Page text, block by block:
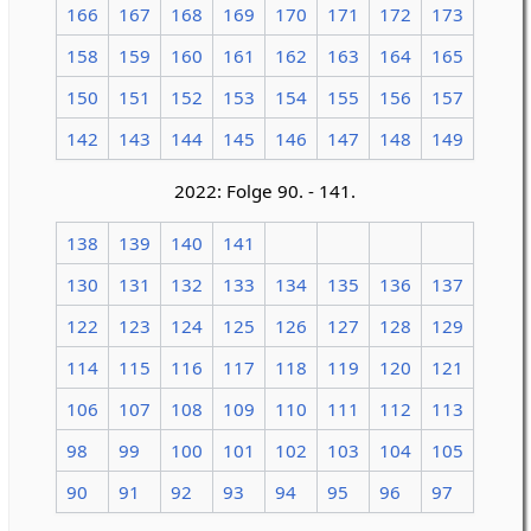
166
167 168 169 170 171 172
173
158
159 160 161 162 163 164
165
150
151 152 153 154 155 156
157
142
143 144 145 146 147 148 149
2022: Folge 90. - 141.
138 139 140
141
130
131 132 133 134 135 136
137
122
123 124 125 126 127 128
129
114
115 116 117 118 119 120
121
106
107 108 109 110 111 112
113
98
99 100 101 102 103 104
105
90
91 92 93 94 95 96 97